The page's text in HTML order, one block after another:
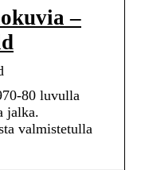
–
80 luvulla
jalka.
valmistetulla